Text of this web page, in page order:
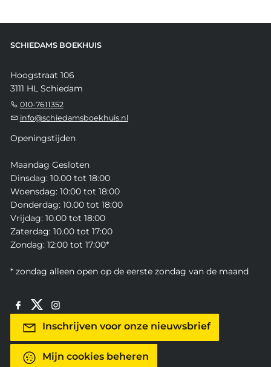
SCHIEDAMS BOEKHUIS
Hoogstraat 106
3111 HL Schiedam
010-7611352
info@schiedamsboekhuis.nl
Openingstijden
Maandag Gesloten
Dinsdag: 10.00 tot 18:00
Woensdag: 10:00 tot 18:00
Donderdag: 10.00 tot 18:00
Vrijdag: 10.00 tot 18:00
Zaterdag: 10.00 tot 17:00
Zondag: 12:00 tot 17:00*
* zondag alleen open op de eerste zondag van de maand
Inschrijven voor onze nieuwsbrief
Mijn cookies beheren